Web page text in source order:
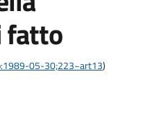
fatto
05-30;223~art13)